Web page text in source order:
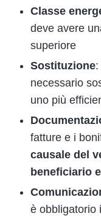
Classe
deve avere
superiore
Sostituzione:
necessario
uno più
fatture e i
causale del
beneficiario
è obbligatorio